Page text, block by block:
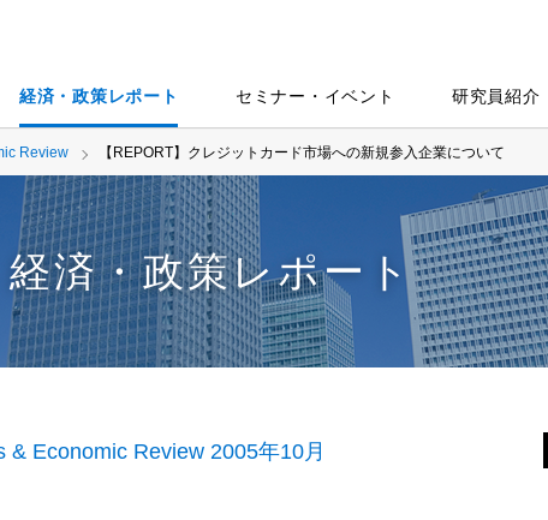
経済・政策レポート セミナー・イベント 研究員紹介
Review 【REPORT】クレジットカード市場への新規参入企業について
経済・政策レポート
& Economic Review 2005年10月